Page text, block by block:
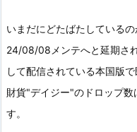
いまだにどたばたしている
24/08/08メンテへと延期さ
して配信されている本国版
財貨"デイジー"のドロップ数
す。